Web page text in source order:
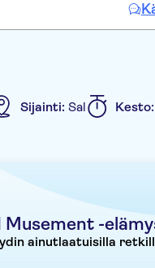
Dit is gewoon de
daar klaagde over
wel heel
een plus puntje…
Sijainti: Sal Kesto:
Musement -
ainutlaatuisilla